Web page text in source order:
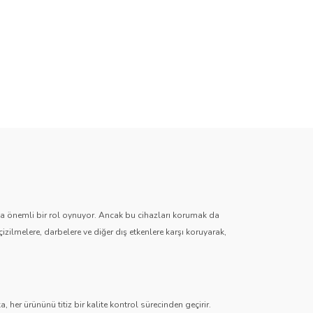
önemli bir rol oynuyor. Ancak bu cihazları korumak da
darbelere ve diğer dış etkenlere karşı koruyarak,
her ürününü titiz bir kalite kontrol sürecinden geçirir.